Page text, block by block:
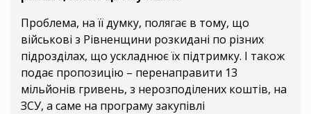
Проблема, на її думку, полягає в тому, що
військові з Рівненщини розкидані по різних
підрозділах, що ускладнює їх підтримку. І також
подає пропозицію – перенаправити 13
мільйонів гривень, з нерозподілених коштів, на
ЗСУ, а саме на програму закупівлі